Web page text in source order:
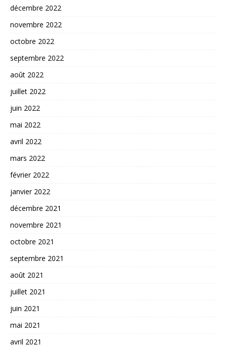
décembre 2022
novembre 2022
octobre 2022
septembre 2022
août 2022
juillet 2022
juin 2022
mai 2022
avril 2022
mars 2022
février 2022
janvier 2022
décembre 2021
novembre 2021
octobre 2021
septembre 2021
août 2021
juillet 2021
juin 2021
mai 2021
avril 2021